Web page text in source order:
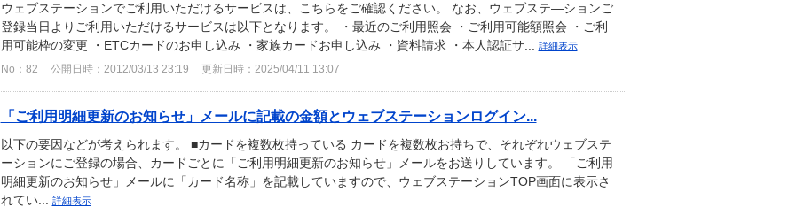
ウェブステーションでご利用いただけるサービスは、こちらをご確認ください。 なお、ウェブステ―ションご
登録当日よりご利用いただけるサービスは以下となります。 ・最近のご利用照会 ・ご利用可能額照会 ・ご利
用可能枠の変更 ・ETCカードのお申し込み ・家族カードお申し込み ・資料請求 ・本人認証サ...
詳細表示
No：82 公開日時：2012/03/13 23:19 更新日時：2025/04/11 13:07
「ご利用明細更新のお知らせ」メールに記載の金額とウェブステーションログイン...
以下の要因などが考えられます。 ■カードを複数枚持っている カードを複数枚お持ちで、それぞれウェブステ
ーションにご登録の場合、カードごとに「ご利用明細更新のお知らせ」メールをお送りしています。 「ご利用
明細更新のお知らせ」メールに「カード名称」を記載していますので、ウェブステーションTOP画面に表示さ
れてい...
詳細表示